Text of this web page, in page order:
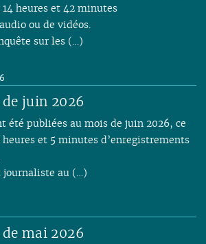
heures et 42 minutes
ou de vidéos.
sur les (…)
juin 2026
été publiées au mois de juin 2026, ce
heures et 5 minutes d’enregistrements
journaliste au (…)
mai 2026